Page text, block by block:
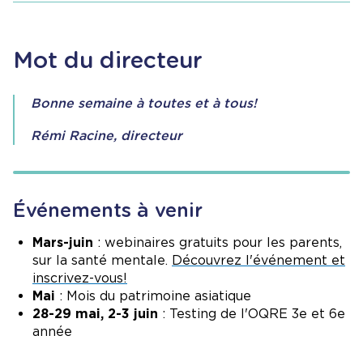
Mot du directeur
Bonne semaine à toutes et à tous!
Rémi Racine, directeur
Événements à venir
Mars-juin : webinaires gratuits pour les parents,
sur la santé mentale. Découvrez l'événement et
inscrivez-vous!
Mai : Mois du patrimoine asiatique
28-29 mai, 2-3 juin : Testing de l'OQRE 3e et 6e
année